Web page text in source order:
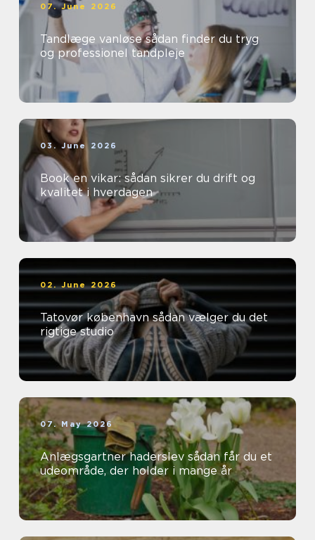
07. June 2026
Tandlæge vanløse sådan finder du tryg
og professionel tandpleje
03. June 2026
Book en vikar: sådan sikrer du drift og
kvalitet i hverdagen
02. June 2026
Tatovør københavn sådan vælger du det
rigtige studio
07. May 2026
Anlægsgartner haderslev sådan får du et
udeområde, der holder i mange år